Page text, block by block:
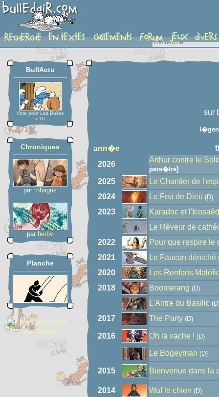
auteur
BullActu
Vote pour Les Bulles
d'Or
Chroniques
par rohagus
par herbv
Planche
sur
ann�e
2026
Arthur contre le
para�tre]
2025
Le Chantier de
2024
Le Feu de Dieu (D)
2023
Karadoc et
Le Rêveur de
2022
Pour que respire le
2021
Le Faucon déniché
2020
Les Renforts
2018
Boomerang (D)
L'Antre du Basilic
2017 The Party (D)
2016 Oh la vache ! (D)
Le Bogeyman (D)
2015 Bienvenue dans la
2014 Waf le chien (D)